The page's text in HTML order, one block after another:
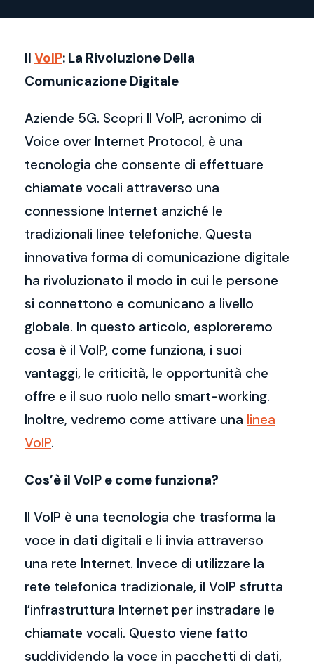
Il VoIP: La Rivoluzione Della
Comunicazione Digitale
Aziende 5G. Scopri Il VoIP, acronimo di
Voice over Internet Protocol, è una
tecnologia che consente di effettuare
chiamate vocali attraverso una
connessione Internet anziché le
tradizionali linee telefoniche. Questa
innovativa forma di comunicazione digitale
ha rivoluzionato il modo in cui le persone
si connettono e comunicano a livello
globale. In questo articolo, esploreremo
cosa è il VoIP, come funziona, i suoi
vantaggi, le criticità, le opportunità che
offre e il suo ruolo nello smart-working.
Inoltre, vedremo come attivare una linea
VoIP.
Cos’è il VoIP e come funziona?
Il VoIP è una tecnologia che trasforma la
voce in dati digitali e li invia attraverso
una rete Internet. Invece di utilizzare la
rete telefonica tradizionale, il VoIP sfrutta
l’infrastruttura Internet per instradare le
chiamate vocali. Questo viene fatto
suddividendo la voce in pacchetti di dati,